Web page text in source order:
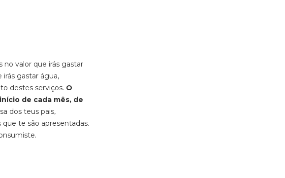
no valor que irás gastar
gastar água,
destes serviços. O
de cada mês, de
dos teus pais,
te são apresentadas.